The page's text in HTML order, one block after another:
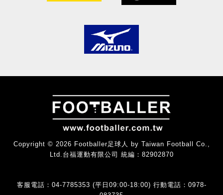
Copyright © 2026 Footballer足球人 by Taiwan Football Co.,
Ltd.台福運動有限公司 統編：82902870
客服電話：04-7785353 (平日09:00-18:00) 行動電話：0978-